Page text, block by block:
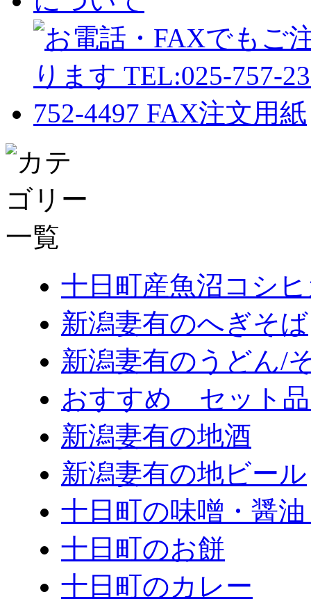
十日町産魚沼コシ
新潟妻有のへぎそば
新潟妻有のうどん/
おすすめ セット
新潟妻有の地酒
新潟妻有の地ビール
十日町の味噌・醤
十日町のお餅
十日町のカレー